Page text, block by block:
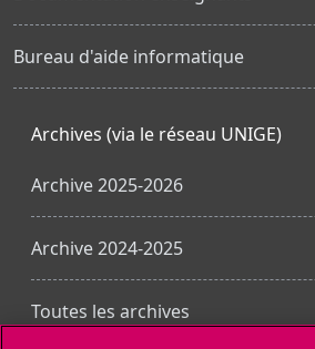
Bureau d'aide informatique
Archives (via le réseau UNIGE)
Archive 2025-2026
Archive 2024-2025
Toutes les archives